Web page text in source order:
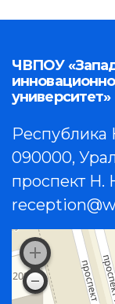
ЧВПОУ
университет»
Республика
090000,
проспект Н.